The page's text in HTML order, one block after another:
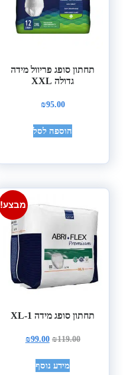
תחתון סופג פריוול מידה
גדולה XXL
₪95.00
הוספה לסל
מבצע!
תחתון סופג מידה XL-1
₪119.00
₪99.00
מידע נוסף